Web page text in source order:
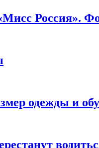
Россия».
одежды и